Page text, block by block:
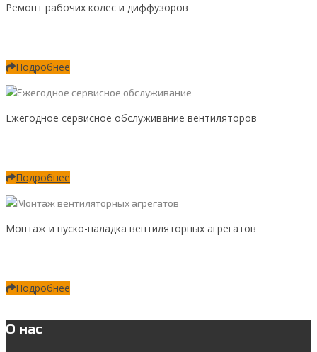
Ремонт рабочих колес и диффузоров
Подробнее
Ежегодное сервисное обслуживание вентиляторов
Подробнее
Монтаж и пуско-наладка вентиляторных агрегатов
Подробнее
О нас